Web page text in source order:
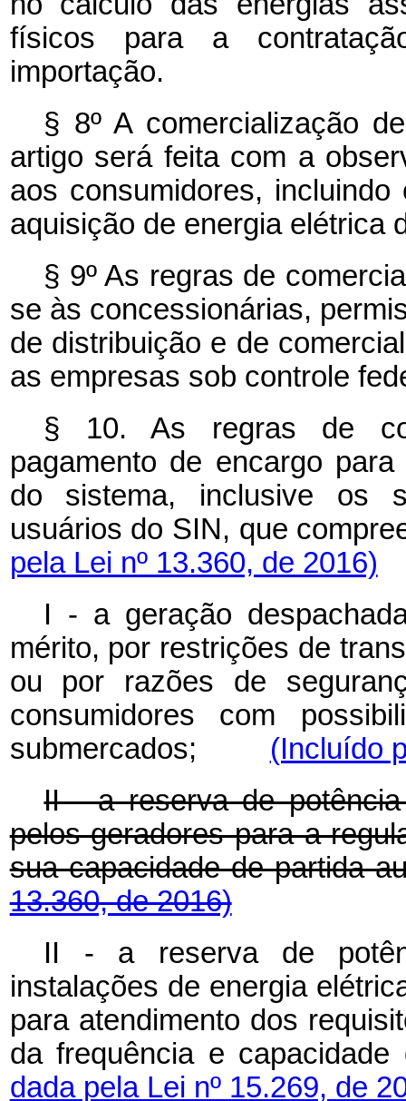
físicos para a
importação.
§ 8º A comercialização
artigo será feita com a
aos consumidores,
aquisição de energia elétrica
§ 9º As regras de
se às concessionárias,
de distribuição e de
as empresas sob controle
§ 10. As regras de
pagamento de encargo
do sistema, inclusive os
usuários do SIN, que
pela Lei nº 13.360, de 2016)
I - a geração
mérito, por restrições de
ou por razões de
consumidores com
submercados; (Incluído
II - a reserva de potência
pelos geradores para a
sua capacidade de
13.360, de 2016)
II - a reserva de
instalações de energia
para atendimento dos
da frequência e
dada pela Lei nº 15.269, de